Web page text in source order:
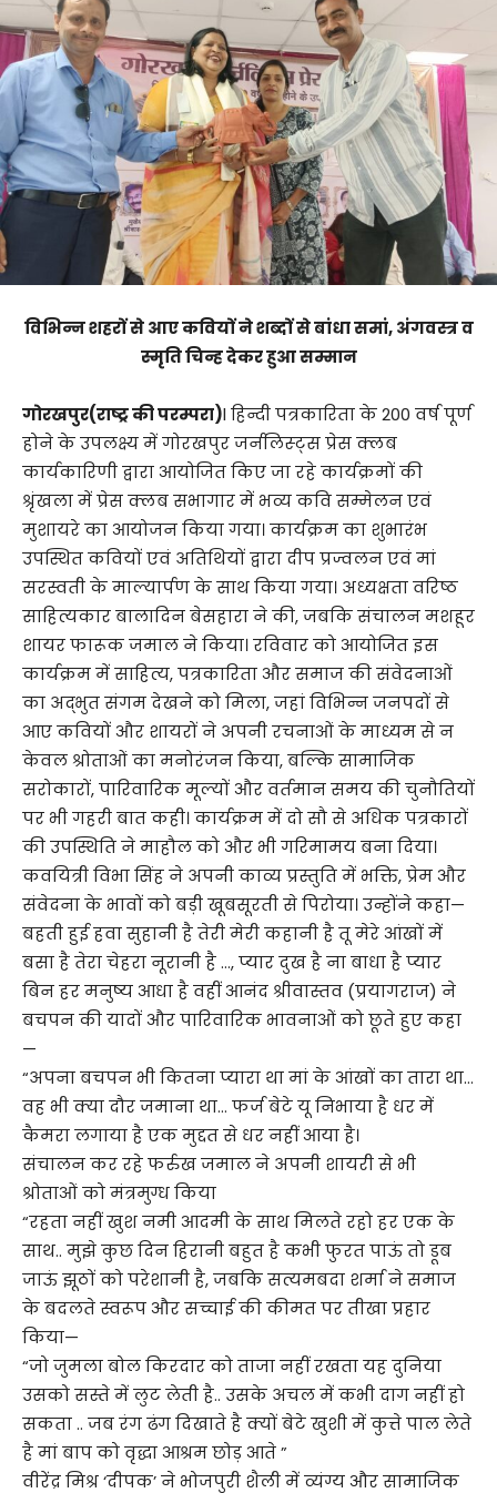
विभिन्न शहरों से आए कवियों ने शब्दों से बांधा समां, अंगवस्त्र व
स्मृति चिन्ह देकर हुआ सम्मान
गोरखपुर(राष्ट्र की परम्परा)l हिन्दी पत्रकारिता के 200 वर्ष पूर्ण
होने के उपलक्ष्य में गोरखपुर जर्नलिस्ट्स प्रेस क्लब
कार्यकारिणी द्वारा आयोजित किए जा रहे कार्यक्रमों की
श्रृंखला में प्रेस क्लब सभागार में भव्य कवि सम्मेलन एवं
मुशायरे का आयोजन किया गया। कार्यक्रम का शुभारंभ
उपस्थित कवियों एवं अतिथियों द्वारा दीप प्रज्वलन एवं मां
सरस्वती के माल्यार्पण के साथ किया गया। अध्यक्षता वरिष्ठ
साहित्यकार बालादिन बेसहारा ने की, जबकि संचालन मशहूर
शायर फारूक जमाल ने किया। रविवार को आयोजित इस
कार्यक्रम में साहित्य, पत्रकारिता और समाज की संवेदनाओं
का अद्भुत संगम देखने को मिला, जहां विभिन्न जनपदों से
आए कवियों और शायरों ने अपनी रचनाओं के माध्यम से न
केवल श्रोताओं का मनोरंजन किया, बल्कि सामाजिक
सरोकारों, पारिवारिक मूल्यों और वर्तमान समय की चुनौतियों
पर भी गहरी बात कही। कार्यक्रम में दो सौ से अधिक पत्रकारों
की उपस्थिति ने माहौल को और भी गरिमामय बना दिया।
कवयित्री विभा सिंह ने अपनी काव्य प्रस्तुति में भक्ति, प्रेम और
संवेदना के भावों को बड़ी खूबसूरती से पिरोया। उन्होंने कहा—
बहती हुई हवा सुहानी है तेरी मेरी कहानी है तू मेरे आंखों में
बसा है तेरा चेहरा नूरानी है …, प्यार दुख है ना बाधा है प्यार
बिन हर मनुष्य आधा है वहीं आनंद श्रीवास्तव (प्रयागराज) ने
बचपन की यादों और पारिवारिक भावनाओं को छूते हुए कहा
—
“अपना बचपन भी कितना प्यारा था मां के आंखों का तारा था…
वह भी क्या दौर जमाना था… फर्ज बेटे यू निभाया है धर में
कैमरा लगाया है एक मुद्दत से धर नहीं आया है।
संचालन कर रहे फर्रुख जमाल ने अपनी शायरी से भी
श्रोताओं को मंत्रमुग्ध किया
“रहता नहीं खुश नमी आदमी के साथ मिलते रहो हर एक के
साथ.. मुझे कुछ दिन हिरानी बहुत है कभी फुरत पाऊं तो डूब
जाऊं झूठों को परेशानी है, जबकि सत्यमबदा शर्मा ने समाज
के बदलते स्वरूप और सच्चाई की कीमत पर तीखा प्रहार
किया—
“जो जुमला बोल किरदार को ताजा नहीं रखता यह दुनिया
उसको सस्ते में लुट लेती है.. उसके अचल में कभी दाग नहीं हो
सकता .. जब रंग ढंग दिखाते है क्यों बेटे खुशी में कुत्ते पाल लेते
है मां बाप को वृद्धा आश्रम छोड़ आते ”
वीरेंद्र मिश्र ‘दीपक’ ने भोजपुरी शैली में व्यंग्य और सामाजिक